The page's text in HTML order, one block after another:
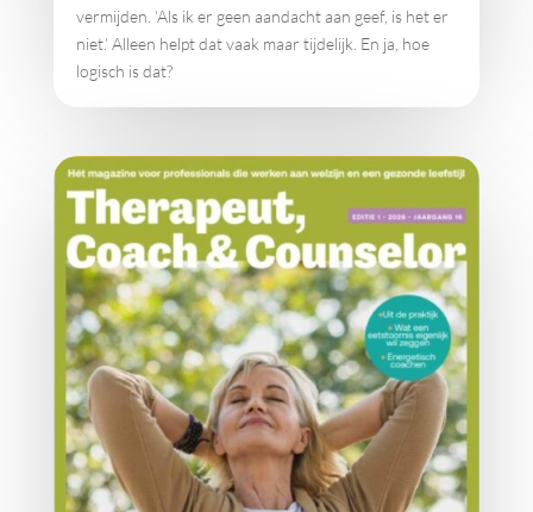
vermijden. ‘Als ik er geen aandacht aan geef, is het er
niet.’ Alleen helpt dat vaak maar tijdelijk. En ja, hoe
logisch is dat?